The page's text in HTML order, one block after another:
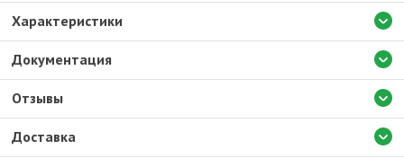
Доставка
Характеристики
Документация
Отзывы